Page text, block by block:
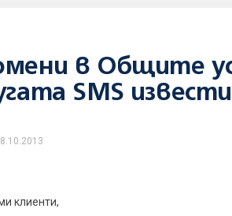
в Общите
SMS
клиенти,